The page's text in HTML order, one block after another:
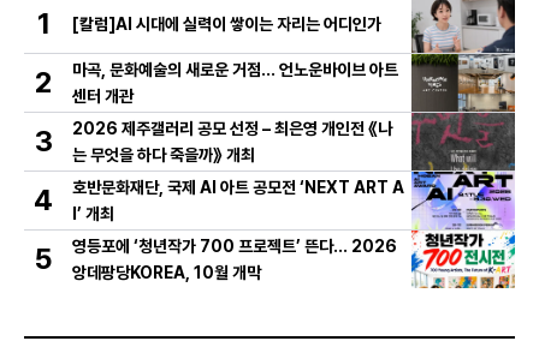
1 [칼럼]AI 시대에 실력이 쌓이는 자리는 어디인가
2
마곡, 문화예술의 새로운 거점… 언노운바이브 아트
센터 개관
3
2026 제주갤러리 공모 선정 – 최은영 개인전 《나
는 무엇을 하다 죽을까》 개최
4
호반문화재단, 국제 AI 아트 공모전 ‘NEXT ART A
I’ 개최
5
영등포에 ‘청년작가 700 프로젝트’ 뜬다… 2026
앙데팡당KOREA, 10월 개막